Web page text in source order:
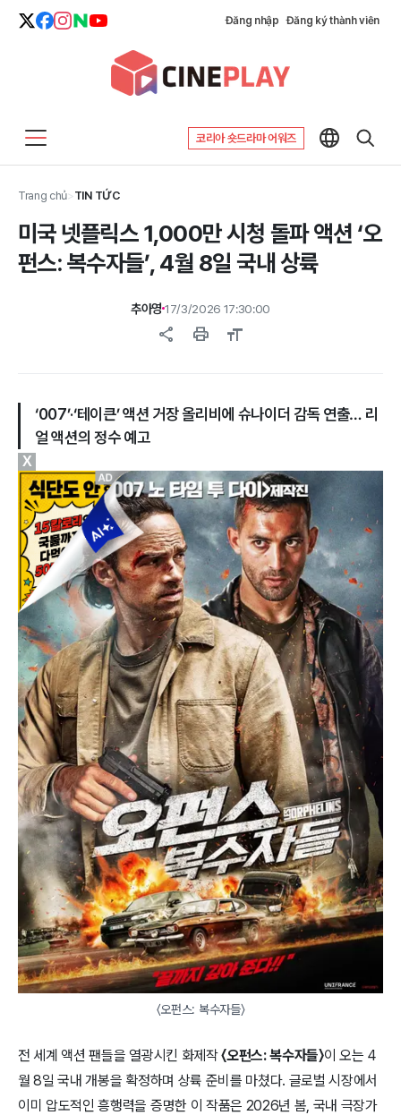
Đăng nhập Đăng ký thành viên
코리아 숏드라마 어워즈
Trang chủ>TIN TỨC
미국 넷플릭스 1,000만 시청 돌파 액션 ‘오
펀스: 복수자들’, 4월 8일 국내 상륙
추아영 17/3/2026 17:30:00
share print format_size
‘007’·‘테이큰’ 액션 거장 올리비에 슈나이더 감독 연출… 리
얼 액션의 정수 예고
〈오펀스: 복수자들〉
전 세계 액션 팬들을 열광시킨 화제작〈오펀스: 복수자들〉이 오는 4
월 8일 국내 개봉을 확정하며 상륙 준비를 마쳤다. 글로벌 시장에서
이미 압도적인 흥행력을 증명한 이 작품은 2026년 봄, 국내 극장가
X